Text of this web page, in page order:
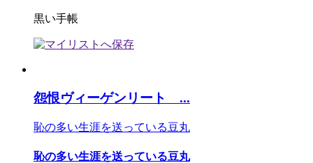
黒い手帳
怨恨ヴィーゲンリート ...
恥の多い生涯を送っている豆丸
恥の多い生涯を送っている豆丸